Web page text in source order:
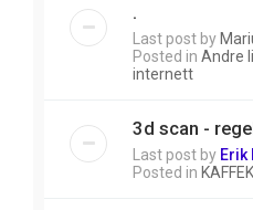
.
Last post by
Posted in Andre
internett
3d scan -
Last post by Erik
Posted in